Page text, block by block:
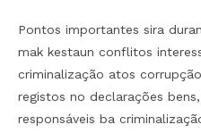
Pontos importantes sira
mak kestaun conflitos
criminalização atos
registos no declarações
responsáveis ba